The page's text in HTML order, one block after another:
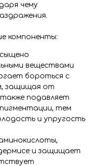
чему
компоненты:
веществами
бороться с
защищая от
подавляет
тем
и упругость
и защищает